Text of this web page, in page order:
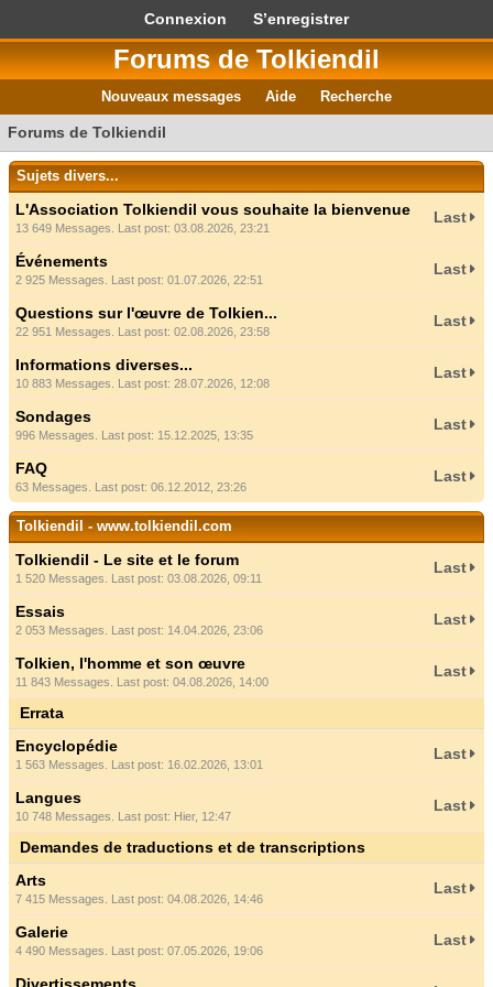
Connexion S’enregistrer
Forums de Tolkiendil
Nouveaux messages Aide Recherche
Forums de Tolkiendil
Sujets divers...
L'Association Tolkiendil vous souhaite la bienvenue
13 649 Messages. Last post: 03.08.2026, 23:21
Last
Événements
2 925 Messages. Last post: 01.07.2026, 22:51
Last
Questions sur l'œuvre de Tolkien...
22 951 Messages. Last post: 02.08.2026, 23:58
Last
Informations diverses...
10 883 Messages. Last post: 28.07.2026, 12:08
Last
Sondages
996 Messages. Last post: 15.12.2025, 13:35
Last
FAQ
63 Messages. Last post: 06.12.2012, 23:26
Last
Tolkiendil - www.tolkiendil.com
Tolkiendil - Le site et le forum
1 520 Messages. Last post: 03.08.2026, 09:11
Last
Essais
2 053 Messages. Last post: 14.04.2026, 23:06
Last
Tolkien, l'homme et son œuvre
11 843 Messages. Last post: 04.08.2026, 14:00
Last
Errata
Encyclopédie
1 563 Messages. Last post: 16.02.2026, 13:01
Last
Langues
10 748 Messages. Last post: Hier, 12:47
Last
Demandes de traductions et de transcriptions
Arts
7 415 Messages. Last post: 04.08.2026, 14:46
Last
Galerie
4 490 Messages. Last post: 07.05.2026, 19:06
Last